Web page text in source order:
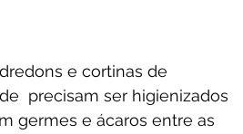
e cortinas de
precisam ser higienizados
germes e ácaros entre as